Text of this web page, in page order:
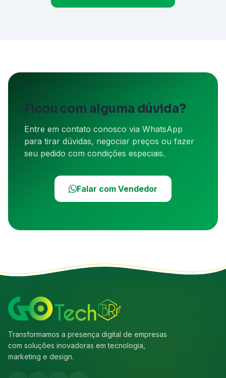
Ficou com alguma dúvida?
Entre em contato conosco via WhatsApp
para tirar dúvidas, negociar preços ou fazer
seu pedido com condições especiais.
Falar com Vendedor
Transformamos a presença digital de empresas
com soluções inovadoras em tecnologia,
marketing e design.